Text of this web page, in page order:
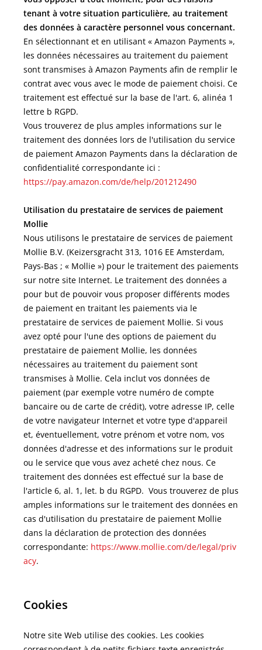
tenant à votre situation particulière, au traitement
des données à caractère personnel vous concernant.
En sélectionnant et en utilisant « Amazon Payments »,
les données nécessaires au traitement du paiement
sont transmises à Amazon Payments afin de remplir le
contrat avec vous avec le mode de paiement choisi. Ce
traitement est effectué sur la base de l'art. 6, alinéa 1
lettre b RGPD.
Vous trouverez de plus amples informations sur le
traitement des données lors de l'utilisation du service
de paiement Amazon Payments dans la déclaration de
confidentialité correspondante ici :
https://pay.amazon.com/de/help/201212490
Utilisation du prestataire de services de paiement
Mollie
Nous utilisons le prestataire de services de paiement
Mollie B.V. (Keizersgracht 313, 1016 EE Amsterdam,
Pays-Bas ; « Mollie ») pour le traitement des paiements
sur notre site Internet. Le traitement des données a
pour but de pouvoir vous proposer différents modes
de paiement en traitant les paiements via le
prestataire de services de paiement Mollie. Si vous
avez opté pour l'une des options de paiement du
prestataire de paiement Mollie, les données
nécessaires au traitement du paiement sont
transmises à Mollie. Cela inclut vos données de
paiement (par exemple votre numéro de compte
bancaire ou de carte de crédit), votre adresse IP, celle
de votre navigateur Internet et votre type d'appareil
et, éventuellement, votre prénom et votre nom, vos
données d'adresse et des informations sur le produit
ou le service que vous avez acheté chez nous. Ce
traitement des données est effectué sur la base de
l'article 6, al. 1, let. b du RGPD. Vous trouverez de plus
amples informations sur le traitement des données en
cas d'utilisation du prestataire de paiement Mollie
dans la déclaration de protection des données
correspondante: https://www.mollie.com/de/legal/priv
acy.
Cookies
Notre site Web utilise des cookies. Les cookies